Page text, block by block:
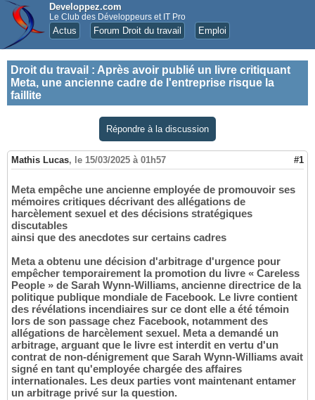
Developpez.com
Le Club des Développeurs et IT Pro
Actus Forum Droit du travail Emploi
Droit du travail : Après avoir publié un livre critiquant
Meta, une ancienne cadre de l'entreprise risque la
faillite
Répondre à la discussion
Mathis Lucas, le 15/03/2025 à 01h57 #1
Meta empêche une ancienne employée de promouvoir ses
mémoires critiques décrivant des allégations de
harcèlement sexuel et des décisions stratégiques
discutables
ainsi que des anecdotes sur certains cadres
Meta a obtenu une décision d'arbitrage d'urgence pour
empêcher temporairement la promotion du livre « Careless
People » de Sarah Wynn-Williams, ancienne directrice de la
politique publique mondiale de Facebook. Le livre contient
des révélations incendiaires sur ce dont elle a été témoin
lors de son passage chez Facebook, notamment des
allégations de harcèlement sexuel. Meta a demandé un
arbitrage, arguant que le livre est interdit en vertu d'un
contrat de non-dénigrement que Sarah Wynn-Williams avait
signé en tant qu'employée chargée des affaires
internationales. Les deux parties vont maintenant entamer
un arbitrage privé sur la question.